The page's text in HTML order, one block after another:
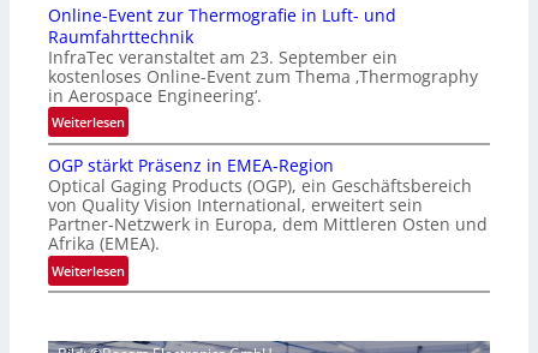
e
‚
H
y
p
e
r
s
p
e
c
t
r
l
t
e
r
n
a
t
o
n
a
l
V
i
i
Online-Event zur Thermografie in Luft- und
Raumfahrttechnik
InfraTec veranstaltet am 23. September ein
kostenloses Online-Event zum Thema ‚Thermography
in Aerospace Engineering‘.
Weiterlesen:
O
n
l
i
n
e
-
e
OGP stärkt Präsenz in EMEA-Region
Optical Gaging Products (OGP), ein Geschäftsbereich
von Quality Vision International, erweitert sein
Partner-Netzwerk in Europa, dem Mittleren Osten und
Afrika (EMEA).
Weiterlesen:
O
P